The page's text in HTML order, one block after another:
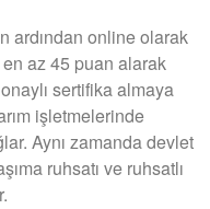
ardından online olarak
az 45 puan alarak
sertifika almaya
işletmelerinde
Aynı zamanda devlet
ruhsatı ve ruhsatlı